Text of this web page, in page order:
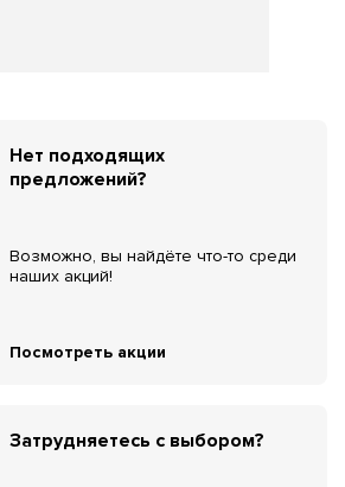
Нет подходящих
предложений?
Возможно, вы найдёте что-то среди
наших акций!
Посмотреть акции
Затрудняетесь с выбором?